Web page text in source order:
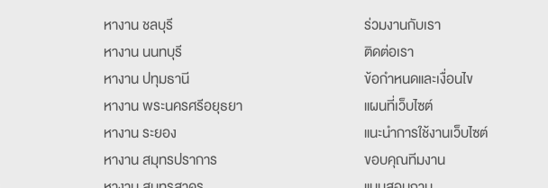
หางาน ชลบุรี
หางาน นนทบุรี
หางาน ปทุมธานี
หางาน พระนครศรีอยุธยา
หางาน ระยอง
หางาน สมุทรปราการ
ร่วมงานกับเรา
ติดต่อเรา
ข้อกำหนดและเงื่อนไข
แผนที่เว็บไซต์
แนะนำการใช้งานเว็บไซต์
ขอบคุณทีมงาน